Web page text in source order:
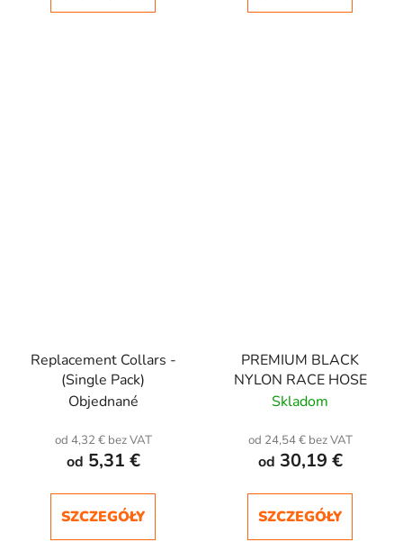
Replacement Collars -
(Single Pack)
Objednané
od 4,32 € bez VAT
od 5,31 €
SZCZEGÓŁY
PREMIUM BLACK
NYLON RACE HOSE
Skladom
od 24,54 € bez VAT
od 30,19 €
SZCZEGÓŁY